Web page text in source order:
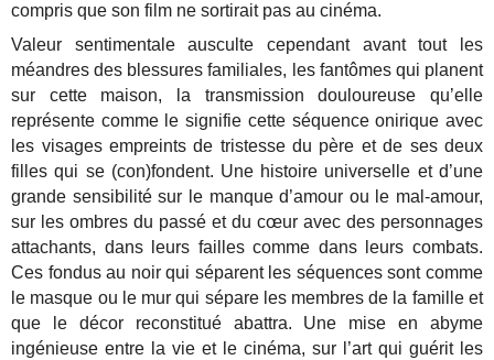
compris que son film ne sortirait pas au cinéma.
Valeur sentimentale ausculte cependant avant tout les
méandres des blessures familiales, les fantômes qui planent
sur cette maison, la transmission douloureuse qu’elle
représente comme le signifie cette séquence onirique avec
les visages empreints de tristesse du père et de ses deux
filles qui se (con)fondent. Une histoire universelle et d’une
grande sensibilité sur le manque d’amour ou le mal-amour,
sur les ombres du passé et du cœur avec des personnages
attachants, dans leurs failles comme dans leurs combats.
Ces fondus au noir qui séparent les séquences sont comme
le masque ou le mur qui sépare les membres de la famille et
que le décor reconstitué abattra. Une mise en abyme
ingénieuse entre la vie et le cinéma, sur l’art qui guérit les